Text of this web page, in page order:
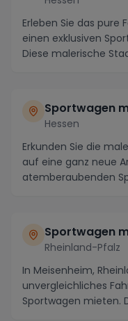
Erleben Sie das pure
einen exklusiven
Diese malerische
Sportwagen
Hessen
Erkunden Sie die
auf eine ganz neue
atemberaubenden
Sportwagen
Rheinland-Pfalz
In Meisenheim,
unvergleichliches
Sportwagen mieten.